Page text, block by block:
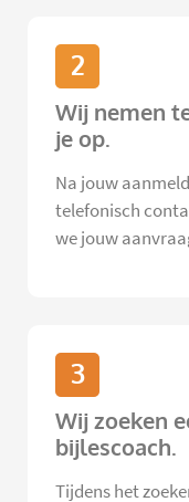
2
Wij nemen
je op.
Na jouw
telefonisch
we jouw
3
Wij zoeken
bijlescoach.
Tijdens het